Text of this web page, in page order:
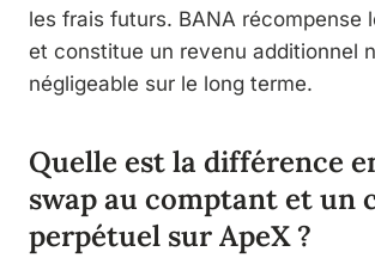
les frais futurs. BANA récompense
et constitue un revenu additionnel
négligeable sur le long terme.
Quelle est la différence
swap au comptant et un
perpétuel sur ApeX ?